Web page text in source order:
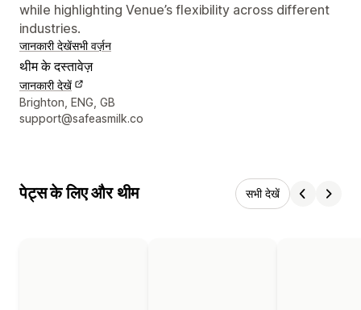
while highlighting Venue’s flexibility across different
industries.
जानकारी देखेंसभी वर्ज़न
थीम के दस्तावेज़
जानकारी देखें
डिज़ाइनर के संपर्क की जानकारी
Brighton, ENG, GB
support@safeasmilk.co
पेट्स के लिए और थीम सभी देखें